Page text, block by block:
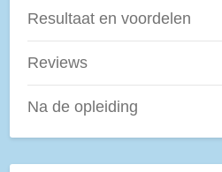
Resultaat en voordelen
Reviews
Na de opleiding